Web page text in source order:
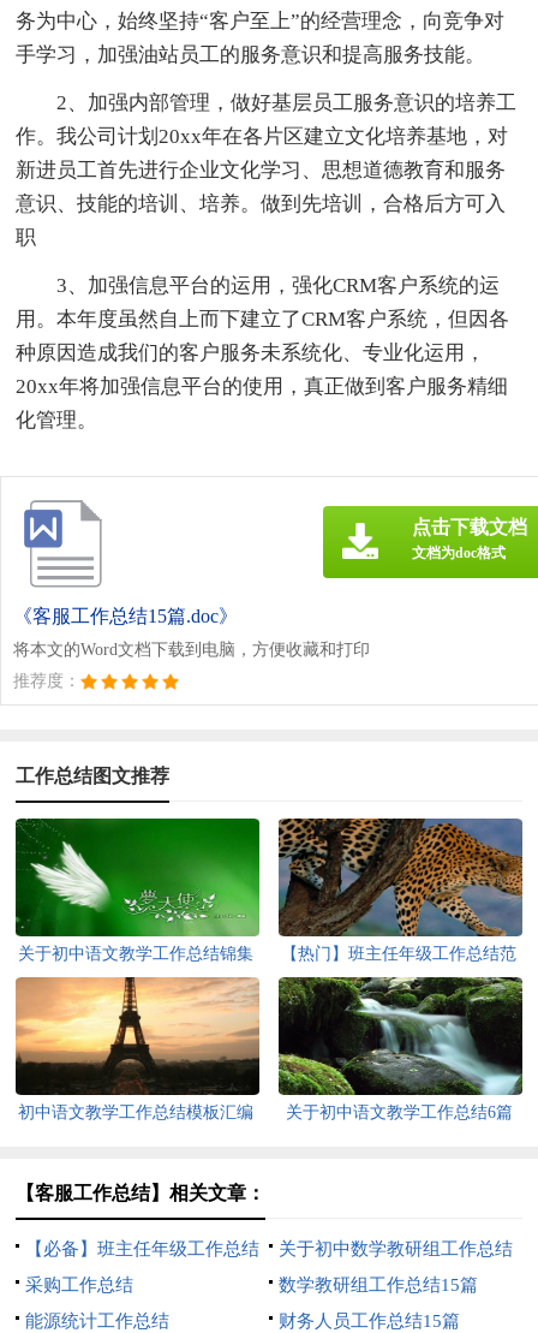
务为中心，始终坚持“客户至上”的经营理念，向竞争对
手学习，加强油站员工的服务意识和提高服务技能。
2、加强内部管理，做好基层员工服务意识的培养工
作。我公司计划20xx年在各片区建立文化培养基地，对
新进员工首先进行企业文化学习、思想道德教育和服务
意识、技能的培训、培养。做到先培训，合格后方可入
职
3、加强信息平台的运用，强化CRM客户系统的运
用。本年度虽然自上而下建立了CRM客户系统，但因各
种原因造成我们的客户服务未系统化、专业化运用，
20xx年将加强信息平台的使用，真正做到客户服务精细
化管理。
《客服工作总结15篇.doc》
将本文的Word文档下载到电脑，方便收藏和打印
推荐度：
点击下载文档
文档为doc格式
工作总结图文推荐
关于初中语文教学工作总结锦集
十篇
【热门】班主任年级工作总结范
文10篇
初中语文教学工作总结模板汇编
关于初中语文教学工作总结6篇
【客服工作总结】相关文章：
【必备】班主任年级工作总结
模板锦集五篇
关于初中数学教研组工作总结
采购工作总结
数学教研组工作总结15篇
能源统计工作总结
财务人员工作总结15篇